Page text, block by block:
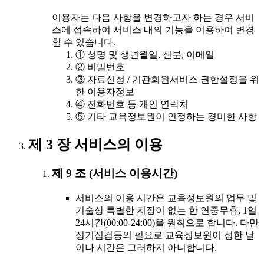
이용자는 다음 사항을 변경하고자 하는 경우 서비
스에 접속하여 서비스 내의 기능을 이용하여 변경
할 수 있습니다.
① 성명 및 생년월일, 신분, 이메일
② 비밀번호
③ 자료신청 / 기관회원서비스 권한설정을 위
한 이용자정보
④ 전화번호 등 개인 연락처
⑤ 기타 교육정보원이 인정하는 경미한 사항
제 3 장 서비스의 이용
제 9 조 (서비스 이용시간)
서비스의 이용 시간은 교육정보원의 업무 및
기술상 특별한 지장이 없는 한 연중무휴, 1일
24시간(00:00-24:00)을 원칙으로 합니다. 다만
정기점검등의 필요로 교육정보원이 정한 날
이나 시간은 그러하지 아니합니다.